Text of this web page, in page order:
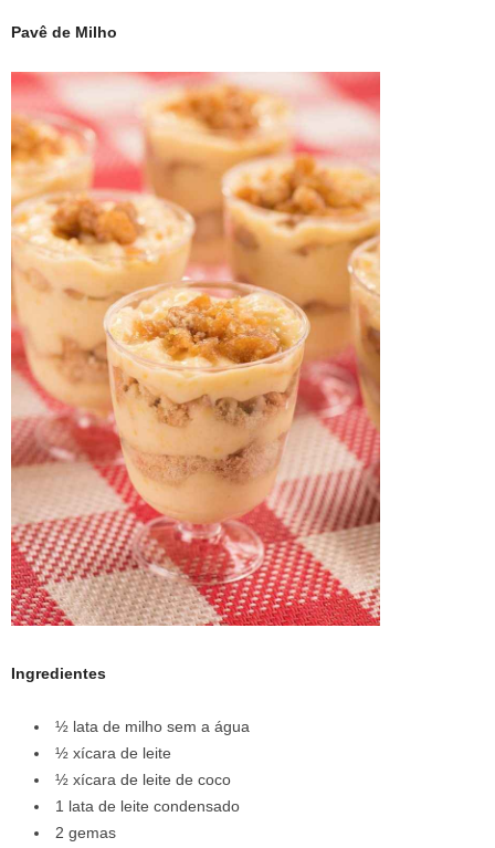
Pavê de Milho
Ingredientes
½ lata de milho sem a água
½ xícara de leite
½ xícara de leite de coco
1 lata de leite condensado
2 gemas